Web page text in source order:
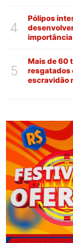
4
Pólipos
5
Mais de 60
resgatados
escravidão